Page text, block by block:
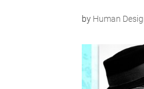
by Human